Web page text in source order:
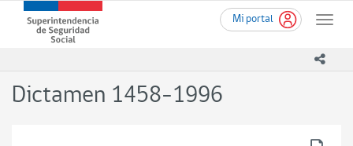
contenido
Mi portal
Toggle
Superintendencia
de
-
Dictamen 1458-1996